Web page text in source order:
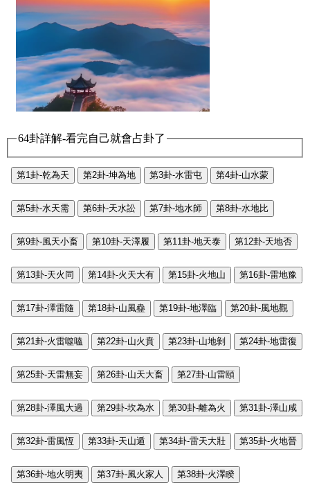
64卦詳解-看完自己就會占卦了
第1卦-乾為天 第2卦-坤為地 第3卦-水雷屯 第4卦-山水蒙
第5卦-水天需 第6卦-天水訟 第7卦-地水師 第8卦-水地比
第9卦-風天小畜 第10卦-天澤履 第11卦-地天泰 第12卦-天地否
第13卦-天火同 第14卦-火天大有 第15卦-火地山 第16卦-雷地豫
第17卦-澤雷隨 第18卦-山風蠱 第19卦-地澤臨 第20卦-風地觀
第21卦-火雷噬嗑 第22卦-山火賁 第23卦-山地剝 第24卦-地雷復
第25卦-天雷無妄 第26卦-山天大畜 第27卦-山雷頤
第28卦-澤風大過 第29卦-坎為水 第30卦-離為火 第31卦-澤山咸
第32卦-雷風恆 第33卦-天山遁 第34卦-雷天大壯 第35卦-火地晉
第36卦-地火明夷 第37卦-風火家人 第38卦-火澤睽